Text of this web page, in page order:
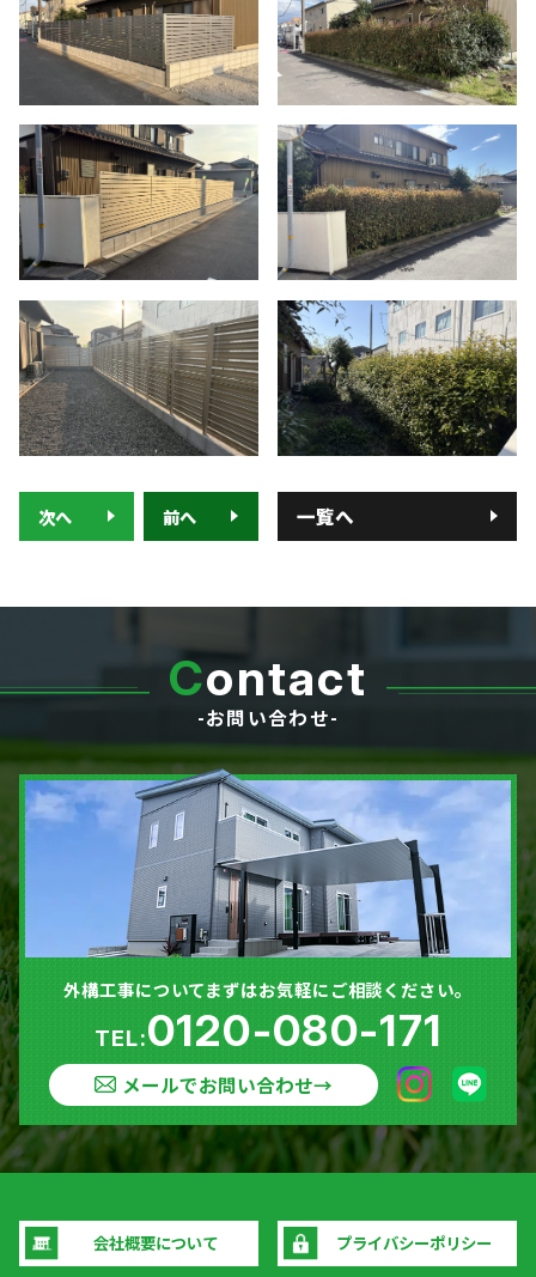
■ 庭がある暮らし：ドッグランがある庭
■ 外構プランニング
■ 料金シミュレーション
■ 施工事例
■ お客様の声
■ 展示場について
■ 求人サイト
■ お問い合わせ
TEL:0120-080-171
次へ 前へ 一覧へ
Contact
-お問い合わせ-
外構工事についてまずはお気軽にご相談ください。
TEL:0120-080-171
メールでお問い合わせ→
会社概要について プライバシーポリシー